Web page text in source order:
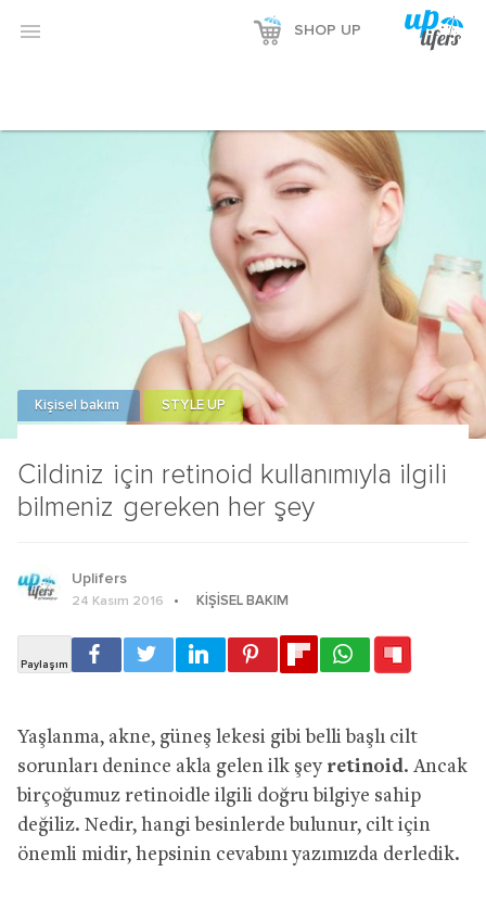
 SHOP UP
Cildiniz için retinoid kullanımıyla ilgili
bilmeniz gereken her şey
Kişisel bakım STYLE UP
Uplifers
24 Kasım 2016 KIŞISEL BAKIM
Yaşlanma, akne, güneş lekesi gibi belli başlı cilt
sorunları denince akla gelen ilk şey retinoid. Ancak
birçoğumuz retinoidle ilgili doğru bilgiye sahip
değiliz. Nedir, hangi besinlerde bulunur, cilt için
önemli midir, hepsinin cevabını yazımızda derledik.